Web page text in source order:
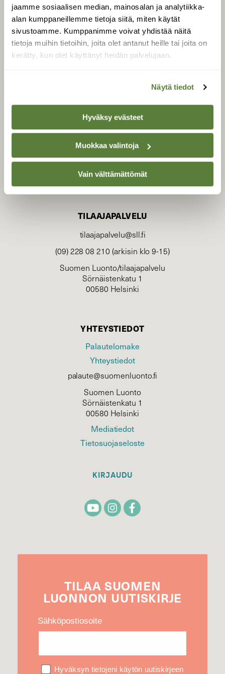
jaamme sosiaalisen median, mainosalan ja analytiikka-
alan kumppaneillemme tietoja siitä, miten käytät
sivustoamme. Kumppanimme voivat yhdistää näitä
tietoja muihin tietoihin, joita olet antanut heille tai joita on
kerätty, kun olet käyttänyt heidän palvelujaan.
Näytä tiedot
Hyväksy evästeet
Muokkaa valintoja
Vain välttämättömät
SUOMEN LUONNON­
SUOJELU­LIITTO
Suomen Luonto -lehden
luonnonsuojelu­liitto.
TILAAJAPALVELU
tilaajapalvelu@sll.fi
(09) 228 08 210 (arkisin klo 9-15)
Suomen Luonto/tilaajapalvelu
Sörnäistenkatu 1
00580 Helsinki
YHTEYSTIEDOT
Palautelomake
Yhteystiedot
palaute@suomenluonto.fi
Suomen Luonto
Sörnäistenkatu 1
00580 Helsinki
Mediatiedot
Tietosuojaseloste
KIRJAUDU
TILAA SUOMEN
LUONNON UUTIS­KIRJE
Sähköpostiosoite
Hyväksyn tietojeni käytön uutiskirjeen